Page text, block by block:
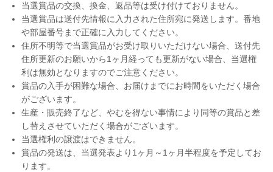
当選賞品の交換、換金、返品等は受け付けておりません。
当選賞品は送付先情報に入力された住所宛に発送します。番地
や部屋番号まで正確に入力してください。
住所不明等で当選賞品がお受け取りいただけない場合、送付先
住所更新のお願いから1ヶ月経っても更新がない場合、当選権
利は無効となりますのでご注意ください。
賞品の入手が困難な場合、お届けまでにお時間をいただく場合
がございます。
生産・販売終了など、やむを得ない事情により同等の賞品と差
し替えさせていただく場合がございます。
当選権利の譲渡はできません。
賞品の発送は、当選発表より1ヶ月～1ヶ月半程度を予定してお
ります。